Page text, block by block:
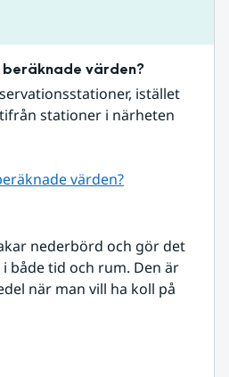
värden?
istället
stationer i närheten
värden?
nederbörd och gör det
både tid och rum. Den är
när man vill ha koll på